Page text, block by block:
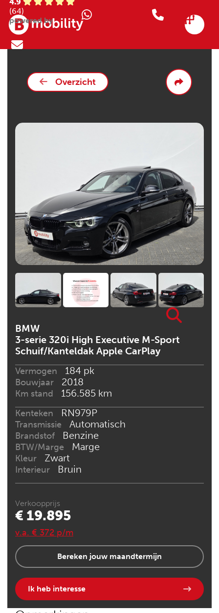
(64)
powered by
Overzicht
BMW
3-serie 320i High Executive M-Sport
Schuif/Kanteldak Apple CarPlay
Vermogen 184 pk
Bouwjaar 2018
Km stand 156.585 km
Kenteken RN979P
Transmissie Automatisch
Brandstof Benzine
BTW/Marge Marge
Kleur Zwart
Interieur Bruin
Verkoopprijs
€ 19.895
v.a. € 372 p/m
Bereken jouw maandtermijn
Ik heb interesse